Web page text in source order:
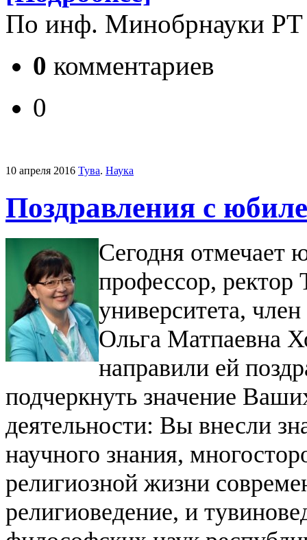
По инф. Минобрнауки РТ
0 комментариев
0
10 апреля 2016 Тува. Наука
Поздравления с
Сегодня отмечает
профессор, ректор
университета,
Ольга Матпаевна
направили ей
подчеркнуть значение
деятельности: Вы внесли
научного знания,
религиозной жизни
религиоведение, и